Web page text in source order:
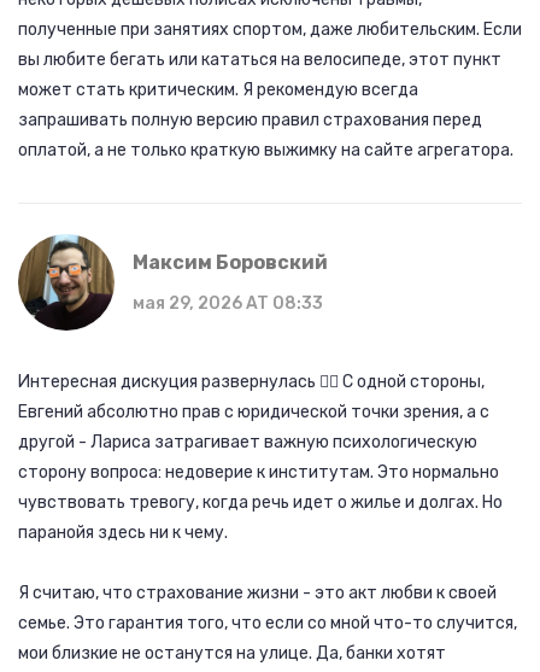
полученные при занятиях спортом, даже любительским. Если
вы любите бегать или кататься на велосипеде, этот пункт
может стать критическим. Я рекомендую всегда
запрашивать полную версию правил страхования перед
оплатой, а не только краткую выжимку на сайте агрегатора.
Максим Боровский
мая 29, 2026 AT 08:33
Интересная дискуция развернулась 🧘‍♂️ С одной стороны,
Евгений абсолютно прав с юридической точки зрения, а с
другой - Лариса затрагивает важную психологическую
сторону вопроса: недоверие к институтам. Это нормально
чувствовать тревогу, когда речь идет о жилье и долгах. Но
паранойя здесь ни к чему.
Я считаю, что страхование жизни - это акт любви к своей
семье. Это гарантия того, что если со мной что-то случится,
мои близкие не останутся на улице. Да, банки хотят